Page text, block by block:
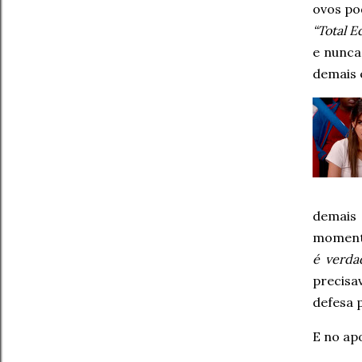
ovos
“Total
e
demais
é
defesa
E no